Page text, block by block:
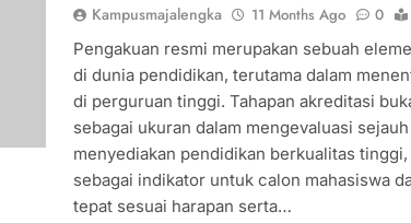
Kampusmajalengka 11 Months Ago 0
Pengakuan resmi merupakan sebuah
di dunia pendidikan, terutama dalam
di perguruan tinggi. Tahapan akreditasi
sebagai ukuran dalam mengevaluasi
menyediakan pendidikan berkualitas
sebagai indikator untuk calon mahasiswa
tepat sesuai harapan serta…